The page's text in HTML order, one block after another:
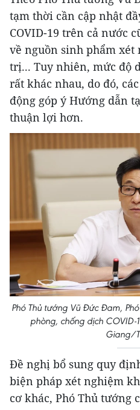
tạm thời cần cập nhật
COVID-19 trên cả nước
về nguồn sinh phẩm xét
trị... Tuy nhiên, mức độ
rất khác nhau, do đó,
động góp ý Hướng dẫn
thuận lợi hơn.
Phó Thủ tướng Vũ Đức Đam,
phòng, chống dịch
Giang/
Đề nghị bổ sung quy
biện pháp xét nghiệm
cơ khác, Phó Thủ tướng